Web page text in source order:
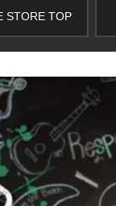
STORE TOP